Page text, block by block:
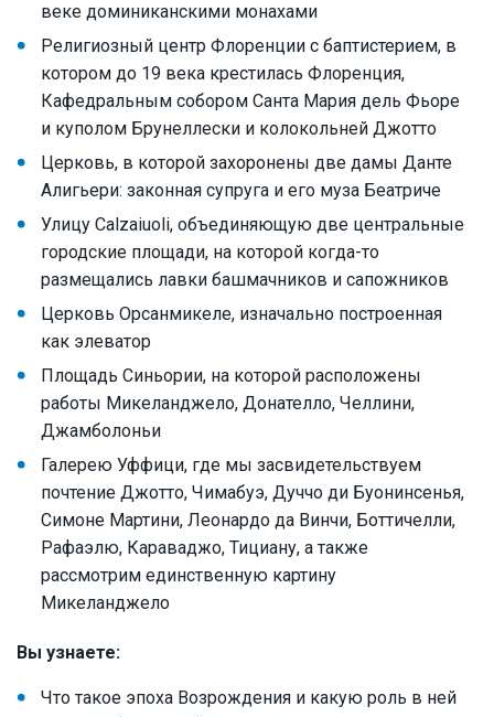
веке доминиканскими монахами
Религиозный центр Флоренции с баптистерием, в
котором до 19 века крестилась Флоренция,
Кафедральным собором Санта Мария дель Фьоре
и куполом Брунеллески и колокольней Джотто
Церковь, в которой захоронены две дамы Данте
Алигьери: законная супруга и его муза Беатриче
Улицу Calzaiuoli, объединяющую две центральные
городские площади, на которой когда-то
размещались лавки башмачников и сапожников
Церковь Орсанмикеле, изначально построенная
как элеватор
Площадь Синьории, на которой расположены
работы Микеланджело, Донателло, Челлини,
Джамболоньи
Галерею Уффици, где мы засвидетельствуем
почтение Джотто, Чимабуэ, Дуччо ди Буонинсенья,
Симоне Мартини, Леонардо да Винчи, Боттичелли,
Рафаэлю, Караваджо, Тициану, а также
рассмотрим единственную картину
Микеланджело
Вы узнаете:
Что такое эпоха Возрождения и какую роль в ней